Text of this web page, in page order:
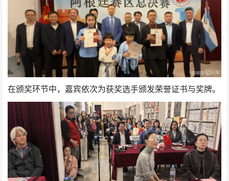
在颁奖环节中，嘉宾依次为获奖选手颁发荣誉证书与奖牌。